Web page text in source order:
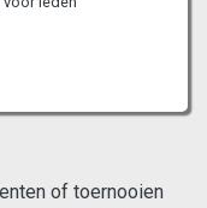
of toernooien